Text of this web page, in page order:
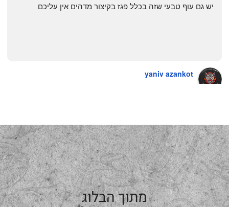
yaniv azankot
יש גם עוף טבעי שזה בכלל פגז בקיצור מדהים אין עליכם
מתוך הבלוג